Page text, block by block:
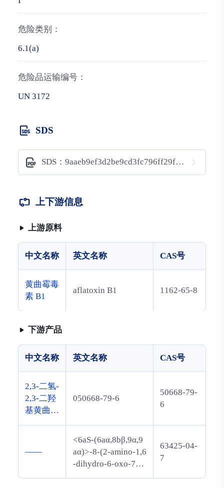
危险类别：
6.1(a)
危险品运输编号：
UN 3172
SDS
SDS：9aaeb9ef3d2be9cd3fc796ff29f0510f
上下游信息
上游原料
中文名称 英文名称 CAS号
黄曲霉毒
素 B1
aflatoxin B1 1162-65-8
下游产品
中文名称 英文名称 CAS号
2,3-二氢-
2,3-二羟
基黄曲霉
050668-79-6
50668-79-
6
——
<6aS-(6aα,8bβ,9α,9
aα)>-8-(2-amino-1,6
-dihydro-6-oxo-7H-
63425-04-
7